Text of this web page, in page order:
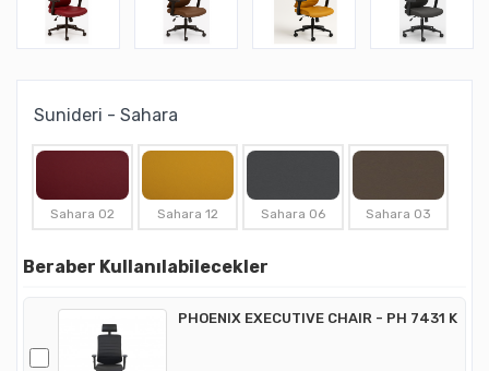
Sunideri - Sahara
Sahara 02 Sahara 12 Sahara 06 Sahara 03
Beraber Kullanılabilecekler
PHOENIX EXECUTIVE CHAIR - PH 7431 K